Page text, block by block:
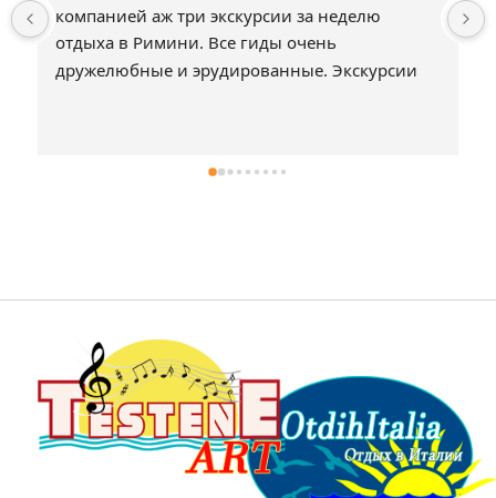
компанией аж три экскурсии за неделю
отдыха в Римини. Все гиды очень
дружелюбные и эрудированные. Экскурсии
создать скуку или душевный дискомфорт.